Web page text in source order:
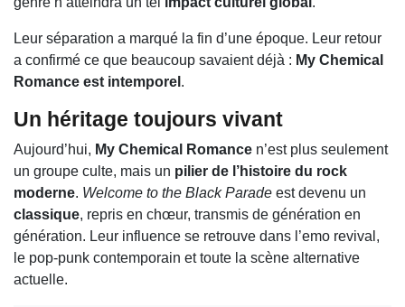
Leur séparation a marqué la fin d’une époque. Leur retour
a confirmé ce que beaucoup savaient déjà : My Chemical
Romance est intemporel .
Un héritage toujours vivant
Aujourd’hui, My Chemical Romance n’est plus seulement
un groupe culte, mais un pilier de l’histoire du rock
moderne. Welcome to the Black Parade est devenu un
classique, repris en chœur, transmis de génération en
génération. Leur influence se retrouve dans l’emo revival,
le pop-punk contemporain et toute la scène alternative
actuelle.